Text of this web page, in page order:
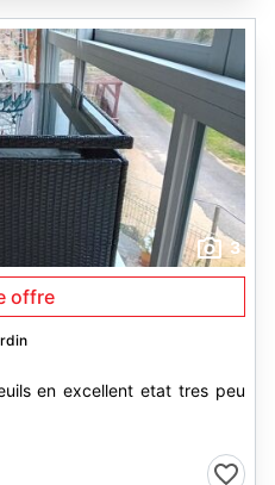
3
offre
en excellent etat tres peu